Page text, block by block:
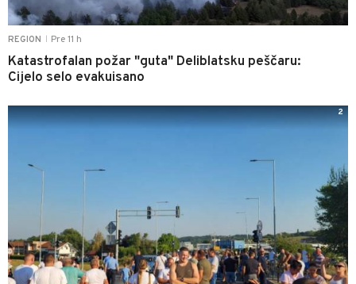
REGION Pre 11 h
Katastrofalan požar "guta" Deliblatsku peščaru:
Cijelo selo evakuisano
2